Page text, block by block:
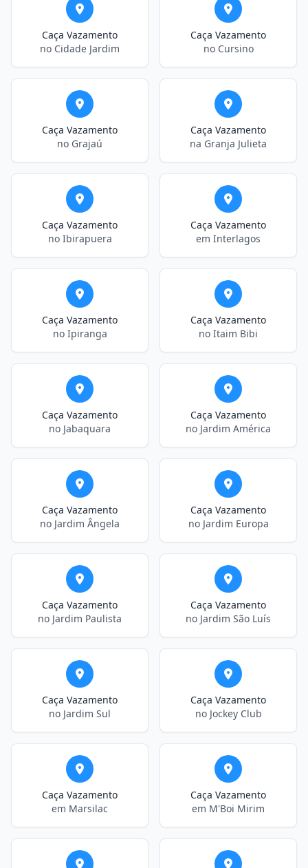
Caça Vazamento
no Cidade Jardim
Caça Vazamento
no Cursino
Caça Vazamento
no Grajaú
Caça Vazamento
na Granja Julieta
Caça Vazamento
no Ibirapuera
Caça Vazamento
em Interlagos
Caça Vazamento
no Ipiranga
Caça Vazamento
no Itaim Bibi
Caça Vazamento
no Jabaquara
Caça Vazamento
no Jardim América
Caça Vazamento
no Jardim Ângela
Caça Vazamento
no Jardim Europa
Caça Vazamento
no Jardim Paulista
Caça Vazamento
no Jardim São Luís
Caça Vazamento
no Jardim Sul
Caça Vazamento
no Jockey Club
Caça Vazamento
em Marsilac
Caça Vazamento
em M'Boi Mirim